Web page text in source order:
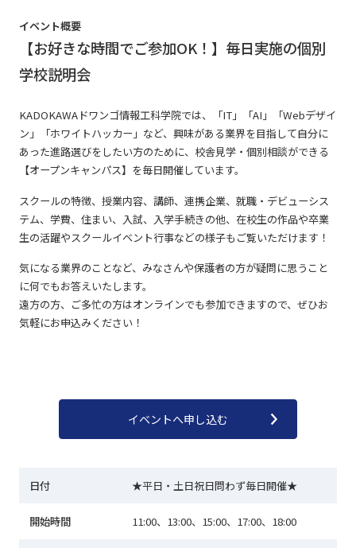
イベント概要
【お好きな時間でご参加OK！】毎日実施の個別
学校説明会
KADOKAWAドワンゴ情報工科学院では、「IT」「AI」「Webデザイ
ン」「ホワイトハッカー」など、興味がある業界を目指して自分に
あった進路選びをしたい方のために、校舎見学・個別相談ができる
【オープンキャンパス】を毎日開催しています。
スクールの特徴、授業内容、講師、連携企業、就職・デビューシス
テム、学費、住まい、入試、入学手続きの他、在校生の作品や卒業
生の活躍やスクールイベント行事などの様子もご覧いただけます！
気になる業界のことなど、みなさんや保護者の方が疑問に思うこと
に何でもお答えいたします。
遠方の方、ご多忙の方はオンラインでも参加できますので、ぜひお
気軽にお申込みください！
イベントへ申し込む
日付 ★平日・土日祝日問わず毎日開催★
開始時間 11:00、13:00、15:00、17:00、18:00